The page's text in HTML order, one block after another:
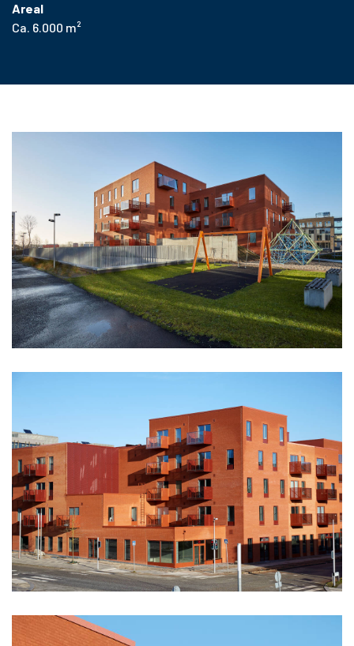
Areal
Ca. 6.000 m²